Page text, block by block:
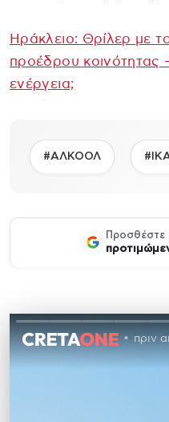
Ηράκλειο: Θρίλερ με
προέδρου κοινότητας
ενέργεια;
#ΑΛΚΟΟΛ
πριν